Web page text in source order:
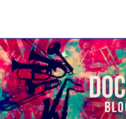
content